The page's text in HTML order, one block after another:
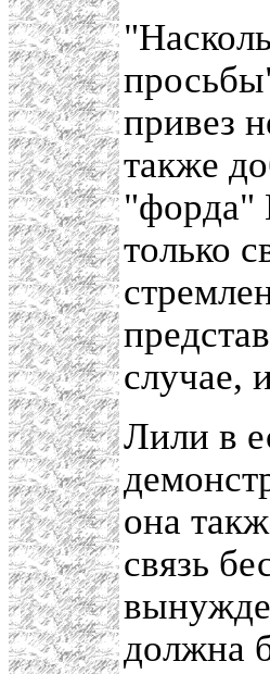
привез
также
"форда"
только
случае,
Лили в
она
связь
должна